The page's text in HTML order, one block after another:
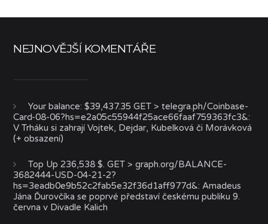
NEJNOVĚJŠÍ KOMENTÁŘE
Your balance: $39,437.35 GET > telegra.ph/Coinbase-
Card-08-06?hs=e2a05c55944f25ace66faaf759363fc3&:
V Trháku si zahrají Vojtek, Dejdar, Kubelková či Morávková
(+ obsazení)
Top Up 236,538 $. GET > graph.org/BALANCE-
3682444-USD-04-21-2?
hs=3eadb0e9b52c2fab5e32f36d1aff977d&:Amadeus
Jána Ďurovčíka se poprvé představí českému publiku 9.
června v Divadle Kalich